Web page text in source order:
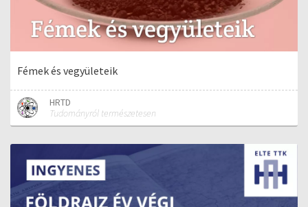
Fémek és vegyületeik
HRTD
Tudományról természetesen